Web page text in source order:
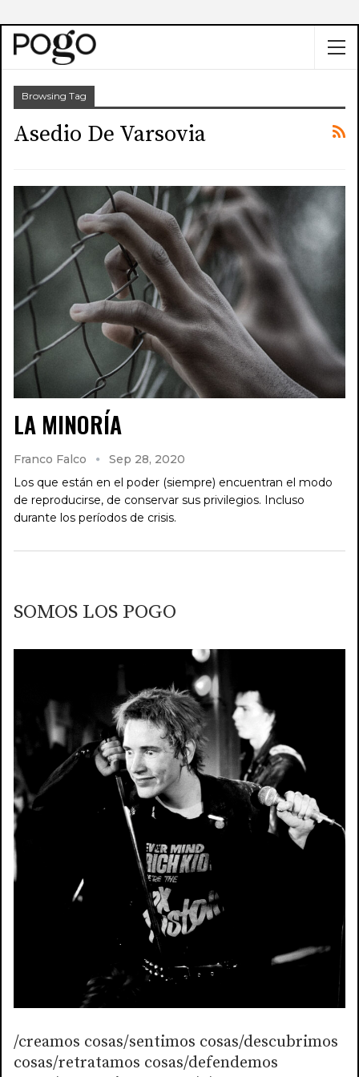
Browsing Tag
Asedio De Varsovia
LA MINORÍA
Franco Falco
Sep 28, 2020
Los que están en el poder (siempre) encuentran el modo
de reproducirse, de conservar sus privilegios. Incluso
durante los períodos de crisis.
SOMOS LOS POGO
/creamos cosas/sentimos cosas/descubrimos
cosas/retratamos cosas/defendemos